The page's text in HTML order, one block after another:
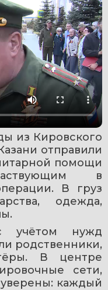
из Кировского
отправили
помощи
в
В груз
одежда,
учётом нужд
родственники,
В центре
сети,
каждый